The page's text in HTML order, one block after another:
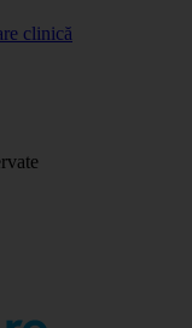
clinică